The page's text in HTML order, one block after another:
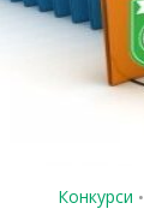
Конкурси •